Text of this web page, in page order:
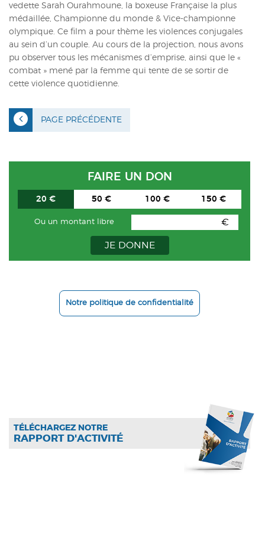
vedette Sarah Ourahmoune, la boxeuse Française la plus
médaillée, Championne du monde & Vice-championne
olympique. Ce film a pour thème les violences conjugales
au sein d’un couple. Au cours de la projection, nous avons
pu observer tous les mécanismes d’emprise, ainsi que le «
combat » mené par la femme qui tente de se sortir de
cette violence quotidienne.
PAGE PRÉCÉDENTE
FAIRE UN DON
20 € 50 € 100 € 150 €
Ou un montant libre €
JE DONNE
Notre politique de confidentialité
TÉLÉCHARGEZ NOTRE
RAPPORT D'ACTIVITÉ